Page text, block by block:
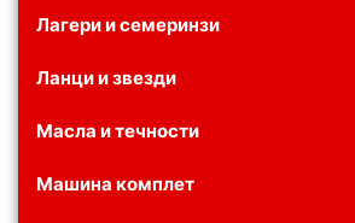
Лагери и семеринзи
Ланци и звезди
Масла и течности
Машина комплет